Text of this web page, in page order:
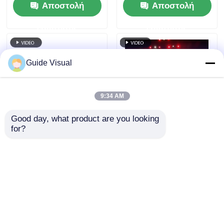
και διπλή ισχύ και
υποστήριξη σήματος
σκηνής
Αποστολή
ρυθμό ανανέωσης
7680 Hz και
οθόνη τοίχου βίντεο
HD
Αποστολή
Guide Visual
9:34 AM
Good day, what product are you looking
for?